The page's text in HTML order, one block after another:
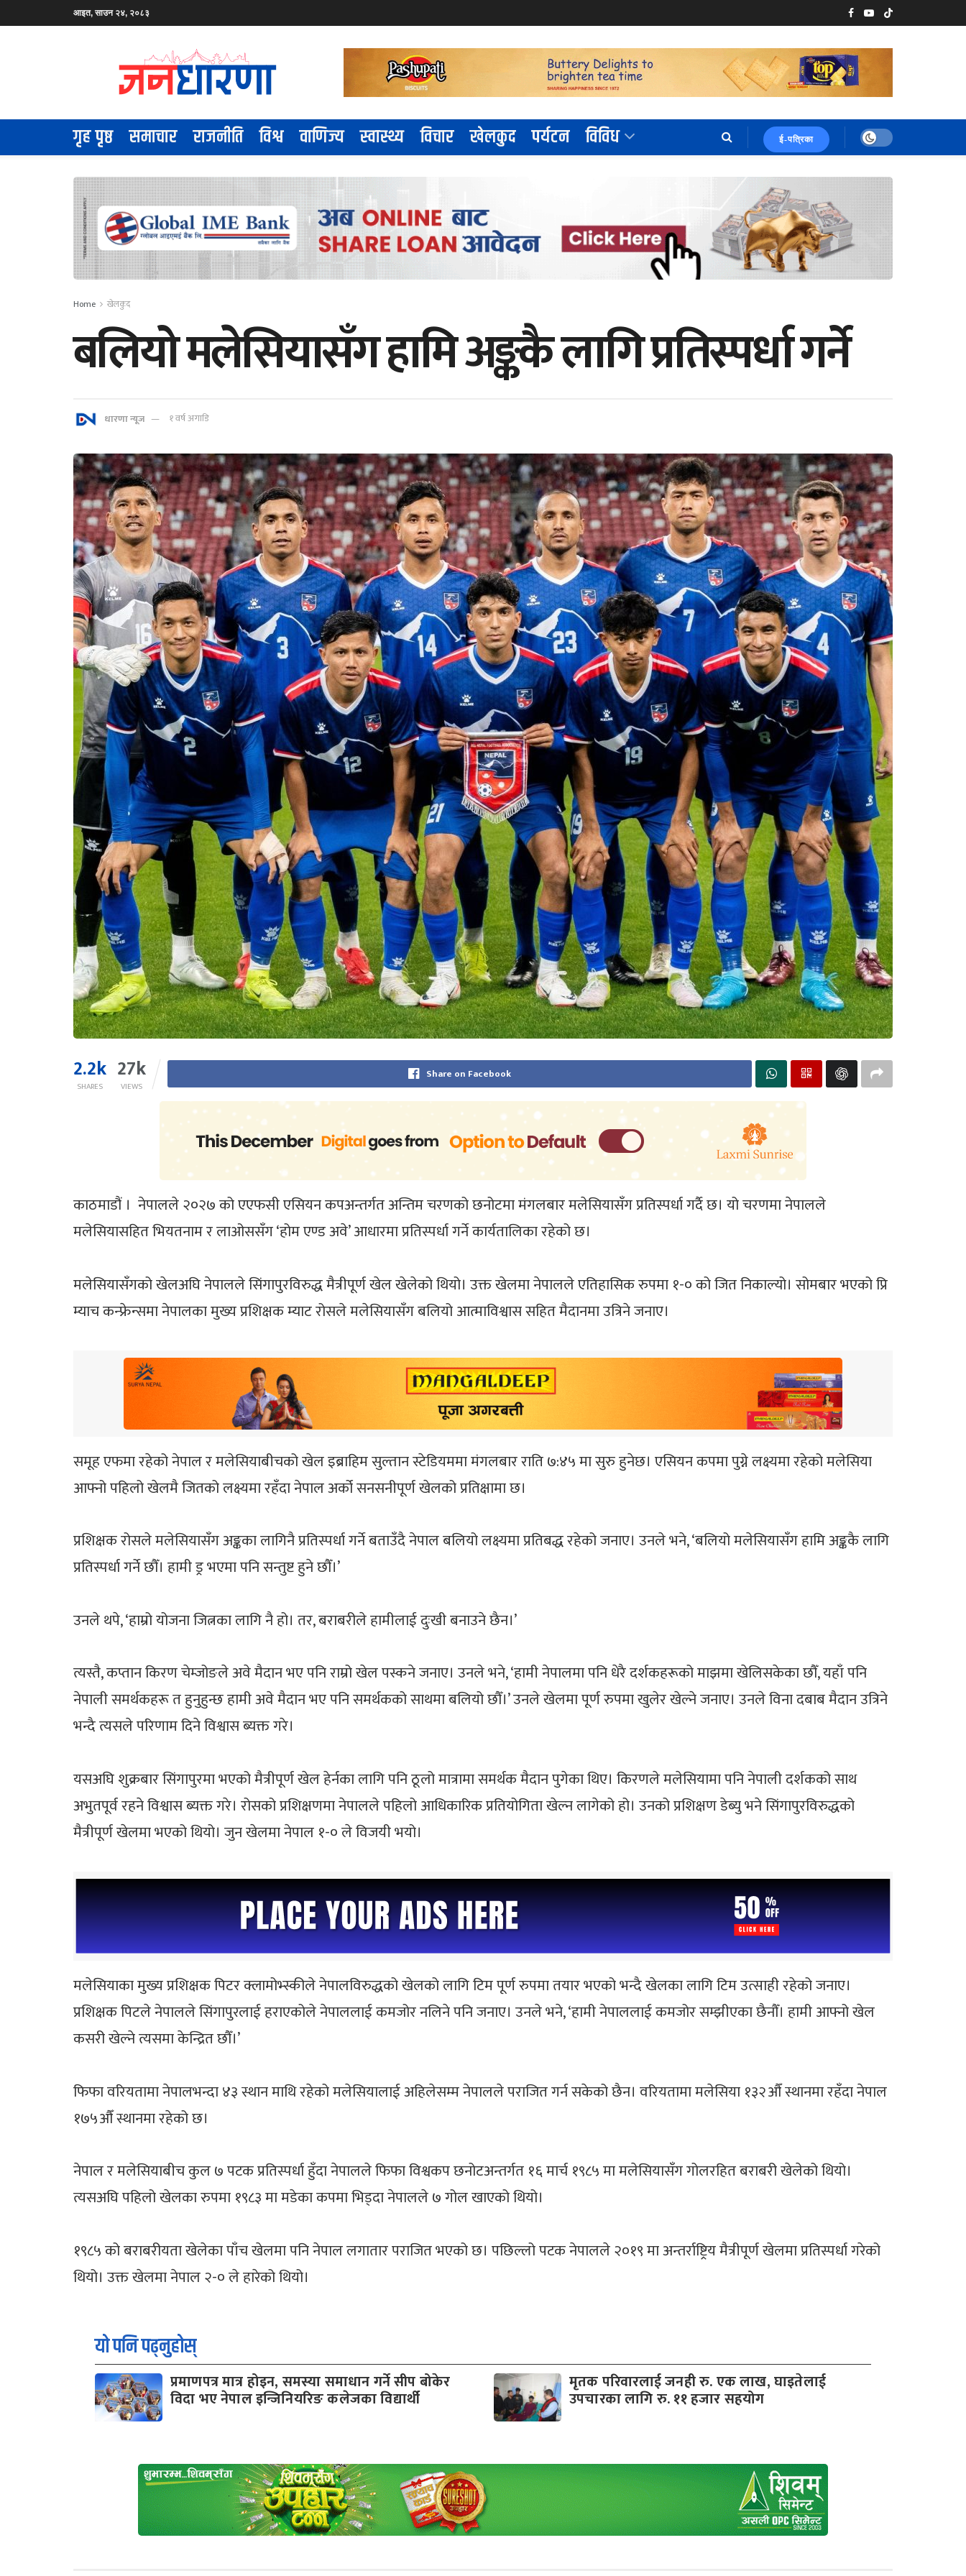
आइत, साउन २४, २०८३
गृह पृष्ठ समाचार राजनीति विश्व वाणिज्य स्वास्थ्य विचार खेलकुद पर्यटन विविध ई-पत्रिका
Home खेलकुद
बलियो मलेसियासँग हामि अङ्ककै लागि प्रतिस्पर्धा गर्ने
धारणा न्यूज १ वर्ष अगाडि
2.2k
SHARES
27k
VIEWS
Share on Facebook
काठमाडौं । नेपालले २०२७ को एएफसी एसियन कपअन्तर्गत अन्तिम चरणको छनोटमा मंगलबार मलेसियासँग प्रतिस्पर्धा गर्दै छ। यो चरणमा नेपालले
मलेसियासहित भियतनाम र लाओससँग ‘होम एण्ड अवे’ आधारमा प्रतिस्पर्धा गर्ने कार्यतालिका रहेको छ।
मलेसियासँगको खेलअघि नेपालले सिंगापुरविरुद्ध मैत्रीपूर्ण खेल खेलेको थियो। उक्त खेलमा नेपालले एतिहासिक रुपमा १-० को जित निकाल्यो। सोमबार भएको प्रि
म्याच कन्फ्रेन्समा नेपालका मुख्य प्रशिक्षक म्याट रोसले मलेसियासँग बलियो आत्माविश्वास सहित मैदानमा उत्रिने जनाए।
समूह एफमा रहेको नेपाल र मलेसियाबीचको खेल इब्राहिम सुल्तान स्टेडियममा मंगलबार राति ७:४५ मा सुरु हुनेछ। एसियन कपमा पुग्ने लक्ष्यमा रहेको मलेसिया
आफ्नो पहिलो खेलमै जितको लक्ष्यमा रहँदा नेपाल अर्को सनसनीपूर्ण खेलको प्रतिक्षामा छ।
प्रशिक्षक रोसले मलेसियासँग अङ्कका लागिनै प्रतिस्पर्धा गर्ने बताउँदै नेपाल बलियो लक्ष्यमा प्रतिबद्ध रहेको जनाए। उनले भने, ‘बलियो मलेसियासँग हामि अङ्ककै लागि
प्रतिस्पर्धा गर्ने छौँ। हामी ड्र भएमा पनि सन्तुष्ट हुने छौँ।’
उनले थपे, ‘हाम्रो योजना जित्नका लागि नै हो। तर, बराबरीले हामीलाई दुःखी बनाउने छैन।’
त्यस्तै, कप्तान किरण चेम्जोङले अवे मैदान भए पनि राम्रो खेल पस्कने जनाए। उनले भने, ‘हामी नेपालमा पनि धेरै दर्शकहरूको माझमा खेलिसकेका छौँ, यहाँ पनि
नेपाली समर्थकहरू त हुनुहुन्छ हामी अवे मैदान भए पनि समर्थकको साथमा बलियो छौँ।’ उनले खेलमा पूर्ण रुपमा खुलेर खेल्ने जनाए। उनले विना दबाब मैदान उत्रिने
भन्दै त्यसले परिणाम दिने विश्वास ब्यक्त गरे।
यसअघि शुक्रबार सिंगापुरमा भएको मैत्रीपूर्ण खेल हेर्नका लागि पनि ठूलो मात्रामा समर्थक मैदान पुगेका थिए। किरणले मलेसियामा पनि नेपाली दर्शकको साथ
अभुतपूर्व रहने विश्वास ब्यक्त गरे। रोसको प्रशिक्षणमा नेपालले पहिलो आधिकारिक प्रतियोगिता खेल्न लागेको हो। उनको प्रशिक्षण डेब्यु भने सिंगापुरविरुद्धको
मैत्रीपूर्ण खेलमा भएको थियो। जुन खेलमा नेपाल १-० ले विजयी भयो।
मलेसियाका मुख्य प्रशिक्षक पिटर क्लामोभ्स्कीले नेपालविरुद्धको खेलको लागि टिम पूर्ण रुपमा तयार भएको भन्दै खेलका लागि टिम उत्साही रहेको जनाए।
प्रशिक्षक पिटले नेपालले सिंगापुरलाई हराएकोले नेपाललाई कमजोर नलिने पनि जनाए। उनले भने, ‘हामी नेपाललाई कमजोर सम्झीएका छैनौँ। हामी आफ्नो खेल
कसरी खेल्ने त्यसमा केन्द्रित छौँ।’
फिफा वरियतामा नेपालभन्दा ४३ स्थान माथि रहेको मलेसियालाई अहिलेसम्म नेपालले पराजित गर्न सकेको छैन। वरियतामा मलेसिया १३२औँ स्थानमा रहँदा नेपाल
१७५औँ स्थानमा रहेको छ।
नेपाल र मलेसियाबीच कुल ७ पटक प्रतिस्पर्धा हुँदा नेपालले फिफा विश्वकप छनोटअन्तर्गत १६ मार्च १९८५ मा मलेसियासँग गोलरहित बराबरी खेलेको थियो।
त्यसअघि पहिलो खेलका रुपमा १९८३ मा मडेका कपमा भिड्दा नेपालले ७ गोल खाएको थियो।
१९८५ को बराबरीयता खेलेका पाँच खेलमा पनि नेपाल लगातार पराजित भएको छ। पछिल्लो पटक नेपालले २०१९ मा अन्तर्राष्ट्रिय मैत्रीपूर्ण खेलमा प्रतिस्पर्धा गरेको
थियो। उक्त खेलमा नेपाल २-० ले हारेको थियो।
यो पनि पढ्नुहोस्
प्रमाणपत्र मात्र होइन, समस्या समाधान गर्ने सीप बोकेर
विदा भए नेपाल इन्जिनियरिङ कलेजका विद्यार्थी
मृतक परिवारलाई जनही रु. एक लाख, घाइतेलाई
उपचारका लागि रु. ११ हजार सहयोग